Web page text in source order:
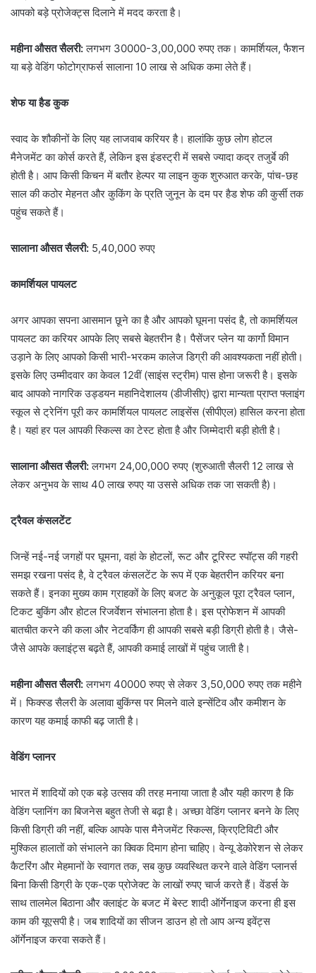
आपको बड़े प्रोजेक्ट्स दिलाने में मदद करता है।
महीना औसत सैलरी:लगभग 30000-3,00,000 रुपए तक। कामर्शियल, फैशन
या बड़े वेडिंग फोटोग्राफर्स सालाना 10 लाख से अधिक कमा लेते हैं।
शेफ या हैड कुक
स्वाद के शौकीनों के लिए यह लाजवाब करियर है। हालांकि कुछ लोग होटल
मैनेजमेंट का कोर्स करते हैं, लेकिन इस इंडस्ट्री में सबसे ज्यादा कद्र तजुर्बे की
होती है। आप किसी किचन में बतौर हेल्पर या लाइन कुक शुरुआत करके, पांच-छह
साल की कठोर मेहनत और कुकिंग के प्रति जुनून के दम पर हैड शेफ की कुर्सी तक
पहुंच सकते हैं।
सालाना औसत सैलरी: 5,40,000 रुपए
कामर्शियल पायलट
अगर आपका सपना आसमान छूने का है और आपको घूमना पसंद है, तो कामर्शियल
पायलट का करियर आपके लिए सबसे बेहतरीन है। पैसेंजर प्लेन या कार्गो विमान
उड़ाने के लिए आपको किसी भारी-भरकम कालेज डिग्री की आवश्यकता नहीं होती।
इसके लिए उम्मीदवार का केवल 12वीं (साइंस स्ट्रीम) पास होना जरूरी है। इसके
बाद आपको नागरिक उड्डयन महानिदेशालय (डीजीसीए) द्वारा मान्यता प्राप्त फ्लाइंग
स्कूल से ट्रेनिंग पूरी कर कामर्शियल पायलट लाइसेंस (सीपीएल) हासिल करना होता
है। यहां हर पल आपकी स्किल्स का टेस्ट होता है और जिम्मेदारी बड़ी होती है।
सालाना औसत सैलरी:लगभग 24,00,000 रुपए (शुरुआती सैलरी 12 लाख से
लेकर अनुभव के साथ 40 लाख रुपए या उससे अधिक तक जा सकती है)।
ट्रैवल कंसलटेंट
जिन्हें नई-नई जगहों पर घूमना, वहां के होटलों, रूट और टूरिस्ट स्पॉट्स की गहरी
समझ रखना पसंद है, वे ट्रैवल कंसलटेंट के रूप में एक बेहतरीन करियर बना
सकते हैं। इनका मुख्य काम ग्राहकों के लिए बजट के अनुकूल पूरा ट्रैवल प्लान,
टिकट बुकिंग और होटल रिजर्वेशन संभालना होता है। इस प्रोफेशन में आपकी
बातचीत करने की कला और नेटवर्किंग ही आपकी सबसे बड़ी डिग्री होती है। जैसे-
जैसे आपके क्लाइंट्स बढ़ते हैं, आपकी कमाई लाखों में पहुंच जाती है।
महीना औसत सैलरी:लगभग 40000 रुपए से लेकर 3,50,000 रुपए तक महीने
में। फिक्स्ड सैलरी के अलावा बुकिंग्स पर मिलने वाले इन्सेंटिव और कमीशन के
कारण यह कमाई काफी बढ़ जाती है।
वेडिंग प्लानर
भारत में शादियों को एक बड़े उत्सव की तरह मनाया जाता है और यही कारण है कि
वेडिंग प्लानिंग का बिजनेस बहुत तेजी से बढ़ा है। अच्छा वेडिंग प्लानर बनने के लिए
किसी डिग्री की नहीं, बल्कि आपके पास मैनेजमेंट स्किल्स, क्रिएटिविटी और
मुश्किल हालातों को संभालने का क्विक दिमाग होना चाहिए। वेन्यू डेकोरेशन से लेकर
कैटरिंग और मेहमानों के स्वागत तक, सब कुछ व्यवस्थित करने वाले वेडिंग प्लानर्स
बिना किसी डिग्री के एक-एक प्रोजेक्ट के लाखों रुपए चार्ज करते हैं। वेंडर्स के
साथ तालमेल बिठाना और क्लाइंट के बजट में बेस्ट शादी ऑर्गेनाइज करना ही इस
काम की यूएसपी है। जब शादियों का सीजन डाउन हो तो आप अन्य इवेंट्स
ऑर्गेनाइज करवा सकते हैं।